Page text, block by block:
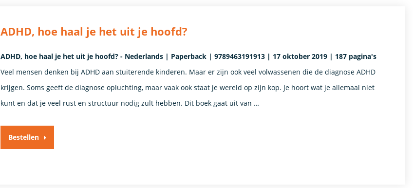
ADHD, hoe haal je het uit je hoofd?
ADHD, hoe haal je het uit je hoofd? - Nederlands | Paperback | 9789463191913 | 17 oktober 2019 | 187 pagina's
Veel mensen denken bij ADHD aan stuiterende kinderen. Maar er zijn ook veel volwassenen die de diagnose ADHD
krijgen. Soms geeft de diagnose opluchting, maar vaak ook staat je wereld op zijn kop. Je hoort wat je allemaal niet
kunt en dat je veel rust en structuur nodig zult hebben. Dit boek gaat uit van …
Bestellen